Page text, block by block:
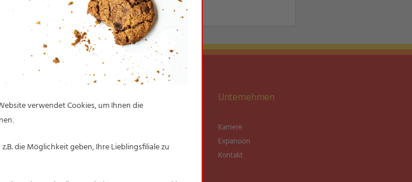
Transparente Fischerei
Unternehmen
Karriere
Expansion
Kontakt